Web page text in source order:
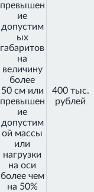
превышен
ие
допустим
ых
габаритов
на
величину
более
50 см или
превышен
ие
допустим
ой массы
или
нагрузки
на оси
более чем
на 50%
400 тыс.
рублей